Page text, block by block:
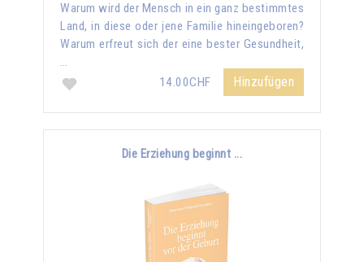
Warum wird der Mensch in ein ganz bestimmtes
Land, in diese oder jene Familie hineingeboren?
Warum erfreut sich der eine bester Gesundheit,
…
14.00CHF
Hinzufügen
Die Erziehung beginnt ...